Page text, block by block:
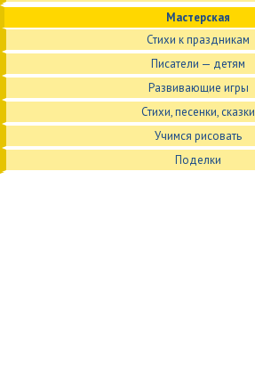
Мастерская
Стихи к праздникам
Писатели — детям
Развивающие игры
Стихи, песенки, сказки
Учимся рисовать
Поделки